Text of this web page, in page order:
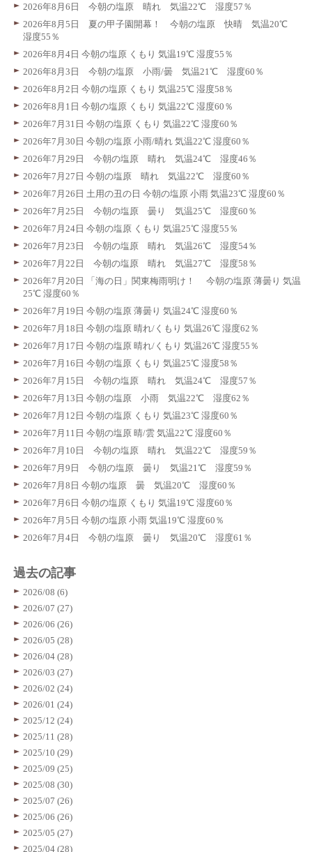
2026年8月6日 今朝の塩原 晴れ 気温22℃ 湿度57％
2026年8月5日 夏の甲子園開幕！ 今朝の塩原 快晴 気温20℃
湿度55％
2026年8月4日 今朝の塩原 くもり 気温19℃ 湿度55％
2026年8月3日 今朝の塩原 小雨/曇 気温21℃ 湿度60％
2026年8月2日 今朝の塩原 くもり 気温25℃ 湿度58％
2026年8月1日 今朝の塩原 くもり 気温22℃ 湿度60％
2026年7月31日 今朝の塩原 くもり 気温22℃ 湿度60％
2026年7月30日 今朝の塩原 小雨/晴れ 気温22℃ 湿度60％
2026年7月29日 今朝の塩原 晴れ 気温24℃ 湿度46％
2026年7月27日 今朝の塩原 晴れ 気温22℃ 湿度60％
2026年7月26日 土用の丑の日 今朝の塩原 小雨 気温23℃ 湿度60％
2026年7月25日 今朝の塩原 曇り 気温25℃ 湿度60％
2026年7月24日 今朝の塩原 くもり 気温25℃ 湿度55％
2026年7月23日 今朝の塩原 晴れ 気温26℃ 湿度54％
2026年7月22日 今朝の塩原 晴れ 気温27℃ 湿度58％
2026年7月20日 「海の日」関東梅雨明け！ 今朝の塩原 薄曇り 気温
25℃ 湿度60％
2026年7月19日 今朝の塩原 薄曇り 気温24℃ 湿度60％
2026年7月18日 今朝の塩原 晴れ/くもり 気温26℃ 湿度62％
2026年7月17日 今朝の塩原 晴れ/くもり 気温26℃ 湿度55％
2026年7月16日 今朝の塩原 くもり 気温25℃ 湿度58％
2026年7月15日 今朝の塩原 晴れ 気温24℃ 湿度57％
2026年7月13日 今朝の塩原 小雨 気温22℃ 湿度62％
2026年7月12日 今朝の塩原 くもり 気温23℃ 湿度60％
2026年7月11日 今朝の塩原 晴/雲 気温22℃ 湿度60％
2026年7月10日 今朝の塩原 晴れ 気温22℃ 湿度59％
2026年7月9日 今朝の塩原 曇り 気温21℃ 湿度59％
2026年7月8日 今朝の塩原 曇 気温20℃ 湿度60％
2026年7月6日 今朝の塩原 くもり 気温19℃ 湿度60％
2026年7月5日 今朝の塩原 小雨 気温19℃ 湿度60％
2026年7月4日 今朝の塩原 曇り 気温20℃ 湿度61％
過去の記事
2026/08 (6)
2026/07 (27)
2026/06 (26)
2026/05 (28)
2026/04 (28)
2026/03 (27)
2026/02 (24)
2026/01 (24)
2025/12 (24)
2025/11 (28)
2025/10 (29)
2025/09 (25)
2025/08 (30)
2025/07 (26)
2025/06 (26)
2025/05 (27)
2025/04 (28)